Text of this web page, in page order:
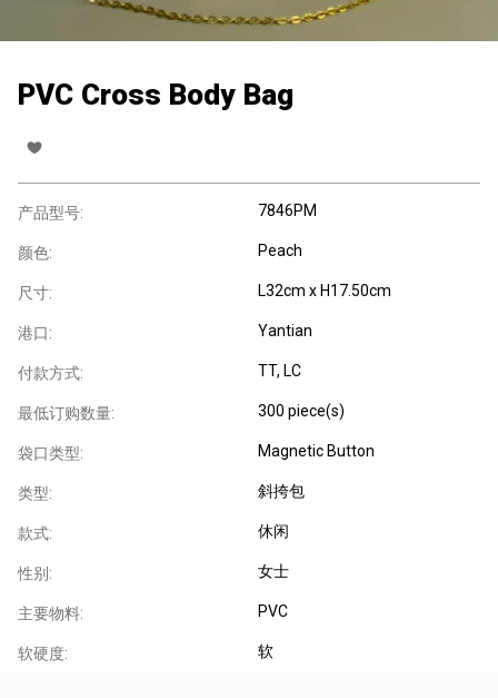
PVC Cross Body Bag
产品型号: 7846PM
颜色: Peach
尺寸: L32cm x H17.50cm
港口: Yantian
付款方式: TT, LC
最低订购数量: 300 piece(s)
袋口类型: Magnetic Button
类型: 斜挎包
款式: 休闲
性别: 女士
主要物料: PVC
软硬度: 软